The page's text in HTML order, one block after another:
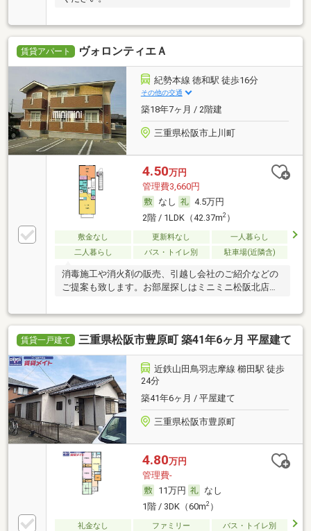
賃貸アパート ヴォロンティエＡ
紀勢本線 徳和駅 徒歩16分
その他の交通
築18年7ヶ月 / 2階建
三重県松阪市上川町
4.50万円
管理費3,660円
なし
4.5万円
2階 / 1LDK（42.37m2）
敷金なし 更新料なし
一人暮らし
二人暮らし
バス・トイレ別 駐車場(近隣含)
消毒施工や消火剤の販売、引越し会社のご紹介などの
ご提案も致します。お部屋探しはミニミニ松阪北店
賃貸一戸建て 三重県松阪市豊原町 築41年6ヶ月 平屋建て
近鉄山田鳥羽志摩線 櫛田駅 徒歩
24分
築41年6ヶ月 / 平屋建て
三重県松阪市豊原町
4.80万円
管理費-
11万円
なし
1階 / 3DK（60m2）
礼金なし ファミリー バス・トイレ別